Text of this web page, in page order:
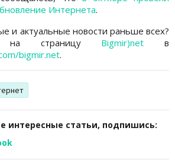
Интернета.
и актуальные новости раньше всех?
на страницу Bigmir)net в
bigmir.net.
интересные статьи, подпишись: